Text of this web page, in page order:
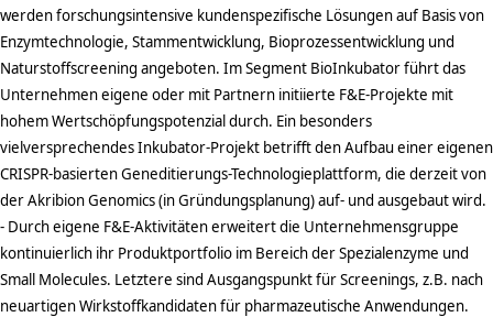
werden forschungsintensive kundenspezifische Lösungen auf Basis von
Enzymtechnologie, Stammentwicklung, Bioprozessentwicklung und
Naturstoffscreening angeboten. Im Segment BioInkubator führt das
Unternehmen eigene oder mit Partnern initiierte F&E-Projekte mit
hohem Wertschöpfungspotenzial durch. Ein besonders
vielversprechendes Inkubator-Projekt betrifft den Aufbau einer eigenen
CRISPR-basierten Geneditierungs-Technologieplattform, die derzeit von
der Akribion Genomics (in Gründungsplanung) auf- und ausgebaut wird.
- Durch eigene F&E-Aktivitäten erweitert die Unternehmensgruppe
kontinuierlich ihr Produktportfolio im Bereich der Spezialenzyme und
Small Molecules. Letztere sind Ausgangspunkt für Screenings, z.B. nach
neuartigen Wirkstoffkandidaten für pharmazeutische Anwendungen.